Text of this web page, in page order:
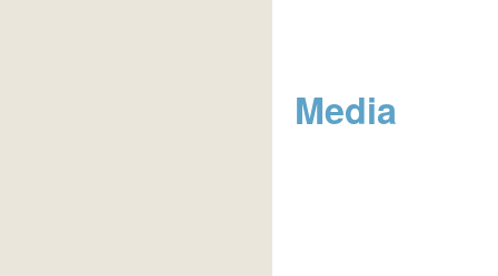
Media